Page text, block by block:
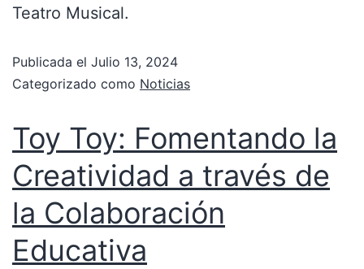
Teatro Musical.
Publicada el Julio 13, 2024
Categorizado como Noticias
Toy Toy: Fomentando la
Creatividad a través de
la Colaboración
Educativa